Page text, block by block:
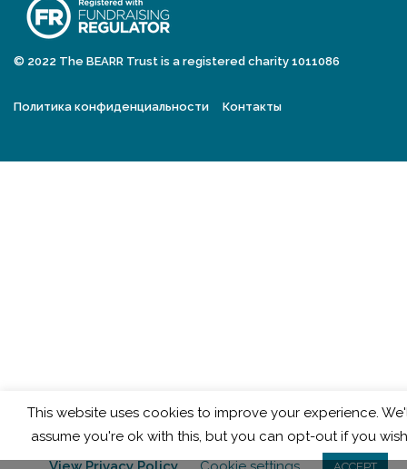
© 2022 The BEARR Trust is a registered charity 1011086
Политика конфиденциальности Контакты
This website uses cookies to improve your experience.
assume you're ok with this, but you can opt-out if you